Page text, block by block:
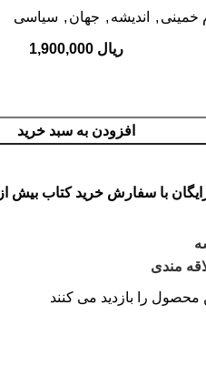
خمینی , اندیشه , جهان , سیاسی
ریال
افزودن به سبد خرید
با سفارش خرید کتاب بیش از 800 هزار تومان
مندی
محصول را بازدید می کنند